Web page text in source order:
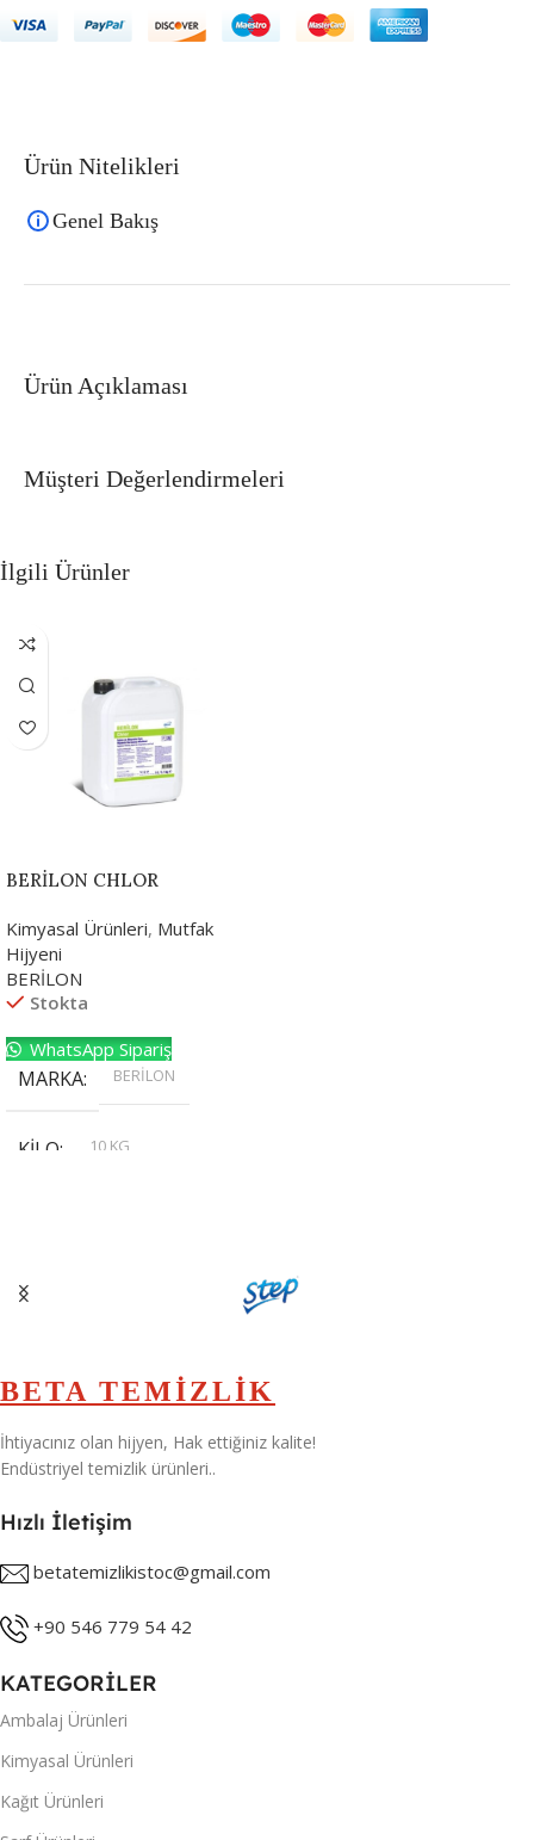
Ürün Açıklaması
Ürün Nitelikleri
Genel Bakış
Müşteri Değerlendirmeleri
İlgili Ürünler
BERİLON CHLOR
Kimyasal Ürünleri, Mutfak
Hijyeni
BERİLON
Stokta
WhatsApp Sipariş
MARKA BERİLON
KILO
10 KG
BETA TEMİZLİK
İhtiyacınız olan hijyen, Hak ettiğiniz kalite!
Endüstriyel temizlik ürünleri..
Hızlı İletişim
betatemizlikistoc@gmail.com
+90 546 779 54 42
KATEGORİLER
Ambalaj Ürünleri
Kimyasal Ürünleri
Kağıt Ürünleri